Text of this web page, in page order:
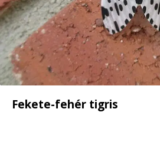
Fekete-fehér tigris